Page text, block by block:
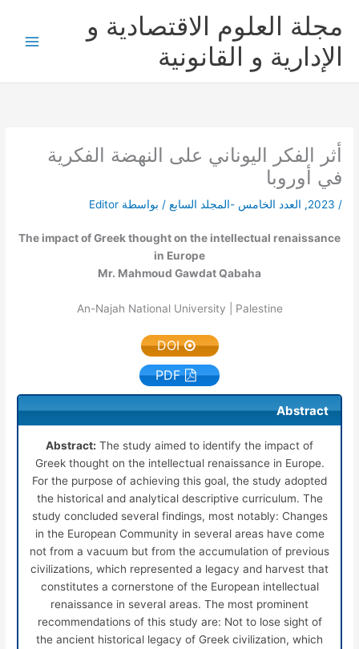
المحتوى
مجلة العلوم الاقتصادية و
الإدارية و القانونية
أثر الفكر اليوناني على النهضة الفكرية
في أوروبا
/
2023
, العدد الخامس -المجلد السابع / بواسطة Editor
The impact of Greek thought on the intellectual renaissance
in Europe
Mr. Mahmoud Gawdat Qabaha
An-Najah National University | Palestine
DOI
PDF
Abstract
Abstract: The study aimed to identify the impact of
Greek thought on the intellectual renaissance in Europe.
For the purpose of achieving this goal, the study adopted
the historical and analytical descriptive curriculum. The
study concluded several findings, most notably: Changes
in the European Community in several areas have come
not from a vacuum but from the accumulation of previous
civilizations, which represented a legacy and harvest that
constitutes a cornerstone of the European intellectual
renaissance in several areas. The most prominent
recommendations of this study are: Not to lose sight of
the ancient historical legacy of Greek civilization, which